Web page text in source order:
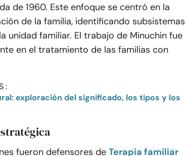
de 1960. Este enfoque se centró en la
de la familia, identificando subsistemas
unidad familiar. El trabajo de Minuchin fue
en el tratamiento de las familias con
:
fueron defensores de Terapia familiar